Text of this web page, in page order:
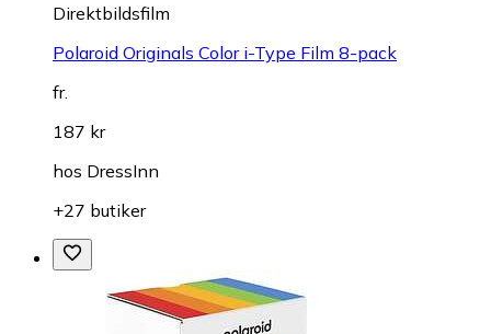
Direktbildsfilm
Polaroid Originals Color i-Type Film 8-pack
fr.
187 kr
hos DressInn
+27 butiker